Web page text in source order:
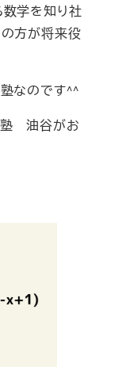
学を知り社
方が将来役
なのです^^
塾 油谷がお